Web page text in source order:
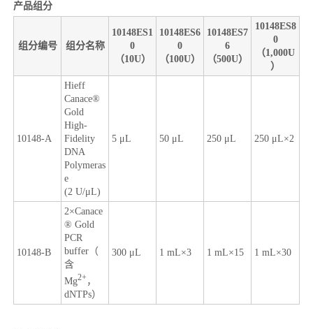
产品组分
组分编号 组分名称
10148ES1
0
（10U）
10148ES6
0
（100U）
10148ES7
6
（500U）
10148ES8
0
（1,000U
）
10148-A
Hieff
Canace®
Gold
High-
Fidelity
DNA
Polymeras
e
(2 U/μL)
5 μL 50 μL 250 μL 250 μL×2
10148-B
2×Canace
® Gold
PCR
buffer（
含
Mg2+ ，
dNTPs）
300 μL 1 mL×3 1 mL×15 1 mL×30